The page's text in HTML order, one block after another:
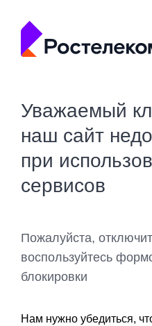
Уважаемый
наш сайт
при
сервисов
Пожалуйста,
воспользуйтесь
блокировки
Нам нужно убедиться,